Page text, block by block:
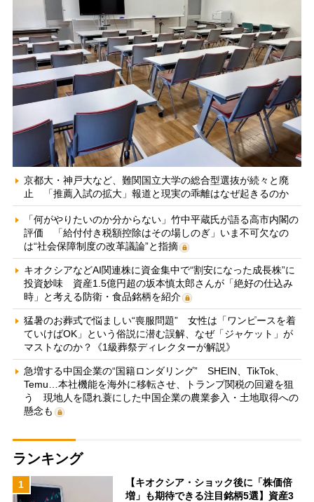
京都大・神戸大など、難関国立大学の総合型選抜が続々と廃
止 「推薦入試の拡大」報道と現実の乖離はなぜ起きるのか
「何がやりたいのか分からない」竹中平蔵氏が語る高市内閣の
評価 「給付付き税額控除はその場しのぎ」いま不可欠なの
は“社会保障制度の改革議論”と指摘
キオクシアなどAI関連株に資金集中で“割安になった成長株”に
投資妙味 資産1.5億円超の坂本慎太郎さんが「絶好の仕込み
時」と考える防衛・食品銘柄を紹介
猛暑のお葬式で悩ましい“喪服問題” 女性は「ワンピースを着
ていけばOK」という俗説に潜む誤解、なぜ「ジャケット」が
マストなのか？《1級葬祭ディレクターが解説》
急増する中国企業の“国籍ロンダリング” SHEIN、TikTok、
Temu…本社機能を海外に移転させ、トランプ関税の回避を狙
う 現地人を隠れ蓑にした中国企業の農業参入・土地取得への
懸念も
ランキング
1
【キオクシア・ショック後に「株価倍
増」も期待できる注目銘柄5選】資産3